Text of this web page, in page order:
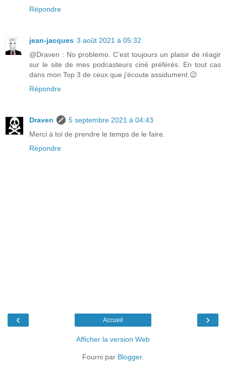
Répondre
jean-jacques 3 août 2021 à 05:32
@Draven : No problemo. C’est toujours un plaisir de réagir
sur le site de mes podcasteurs ciné préférés. En tout cas
dans mon Top 3 de ceux que j’écoute assidument.😉
Répondre
Draven
5 septembre 2021 à 04:43
Merci à toi de prendre le temps de le faire.
Répondre
‹ ›
Accueil
Afficher la version Web
Fourni par Blogger.